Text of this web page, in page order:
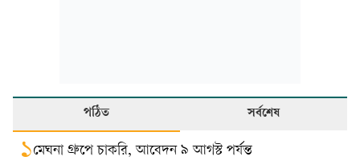
পঠিত সর্বশেষ
১মেঘনা গ্রুপে চাকরি, আবেদন ৯ আগস্ট পর্যন্ত